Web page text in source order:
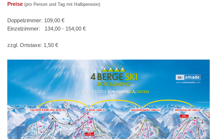
Preise (pro Person und Tag mit Halbpension)
Doppelzimmer: 109,00 €
Einzelzimmer: 134,00 - 154,00 €
zzgl. Ortstaxe: 1,50 €